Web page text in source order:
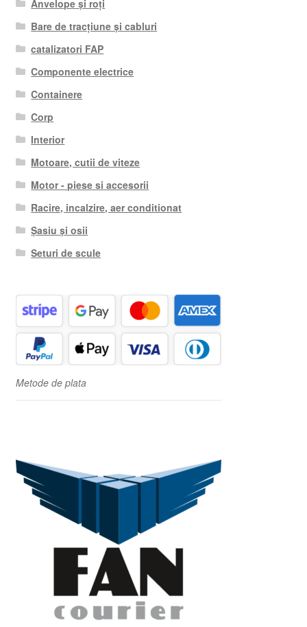
Anvelope și roți
Bare de tracțiune și cabluri
catalizatori FAP
Componente electrice
Containere
Corp
Interior
Motoare, cutii de viteze
Motor - piese si accesorii
Racire, incalzire, aer conditionat
Șasiu și osii
Seturi de scule
Metode de plata